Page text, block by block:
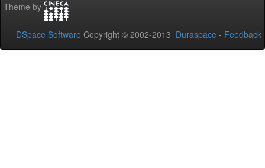
Theme by
DSpace Software Copyright © 2002-2013 Duraspace - Feedback